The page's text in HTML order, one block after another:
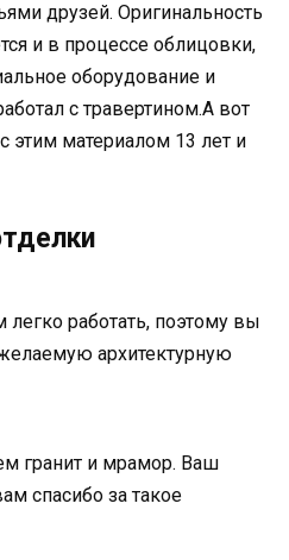
друзей. Оригинальность
и в процессе облицовки,
оборудование и
с травертином.А вот
этим материалом 13 лет и
работать, поэтому вы
архитектурную
гранит и мрамор. Ваш
спасибо за такое